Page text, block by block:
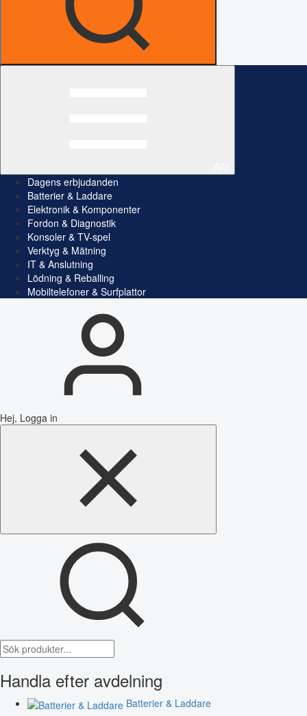
Dagens erbjudanden
Batterier & Laddare
Elektronik & Komponenter
Fordon & Diagnostik
Konsoler & TV-spel
Verktyg & Mätning
IT & Anslutning
Lödning & Reballing
Mobiltelefoner & Surfplattor
Hej, Logga in
Handla efter avdelning
Batterier & Laddare